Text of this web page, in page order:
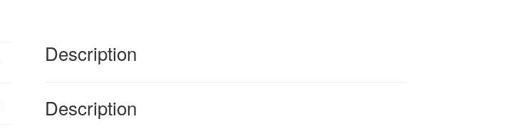
Description
Description